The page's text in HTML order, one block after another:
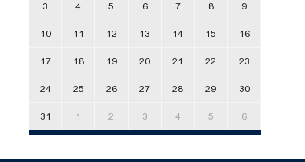
3 4 5 6 7 8 9
10 11 12 13 14 15 16
17 18 19 20 21 22 23
24 25 26 27 28 29 30
31 1 2 3 4 5 6